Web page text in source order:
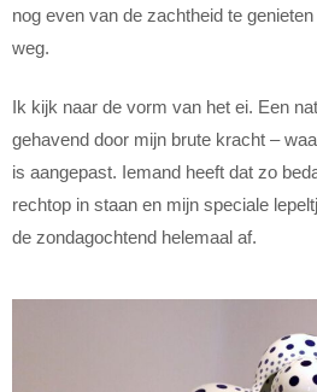
nog even van de zachtheid te
weg.
Ik kijk naar de vorm van het ei. Een
gehavend door mijn brute kracht –
is aangepast. Iemand heeft dat zo
rechtop in staan en mijn speciale
de zondagochtend helemaal af.